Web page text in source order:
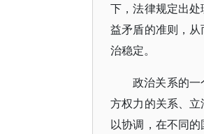
下，法律规定出
益矛盾的准则，
治稳定。
政治关系的
方权力的关系、
以协调，在不同